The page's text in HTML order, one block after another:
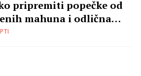
pripremiti popečke od
mahuna i odlična
za salatu